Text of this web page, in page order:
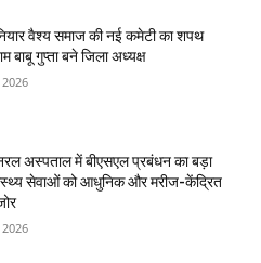
वैश्य समाज की नई कमेटी का शपथ
बाबू गुप्ता बने जिला अध्यक्ष
अस्पताल में बीएसएल प्रबंधन का बड़ा
सेवाओं को आधुनिक और मरीज-केंद्रित